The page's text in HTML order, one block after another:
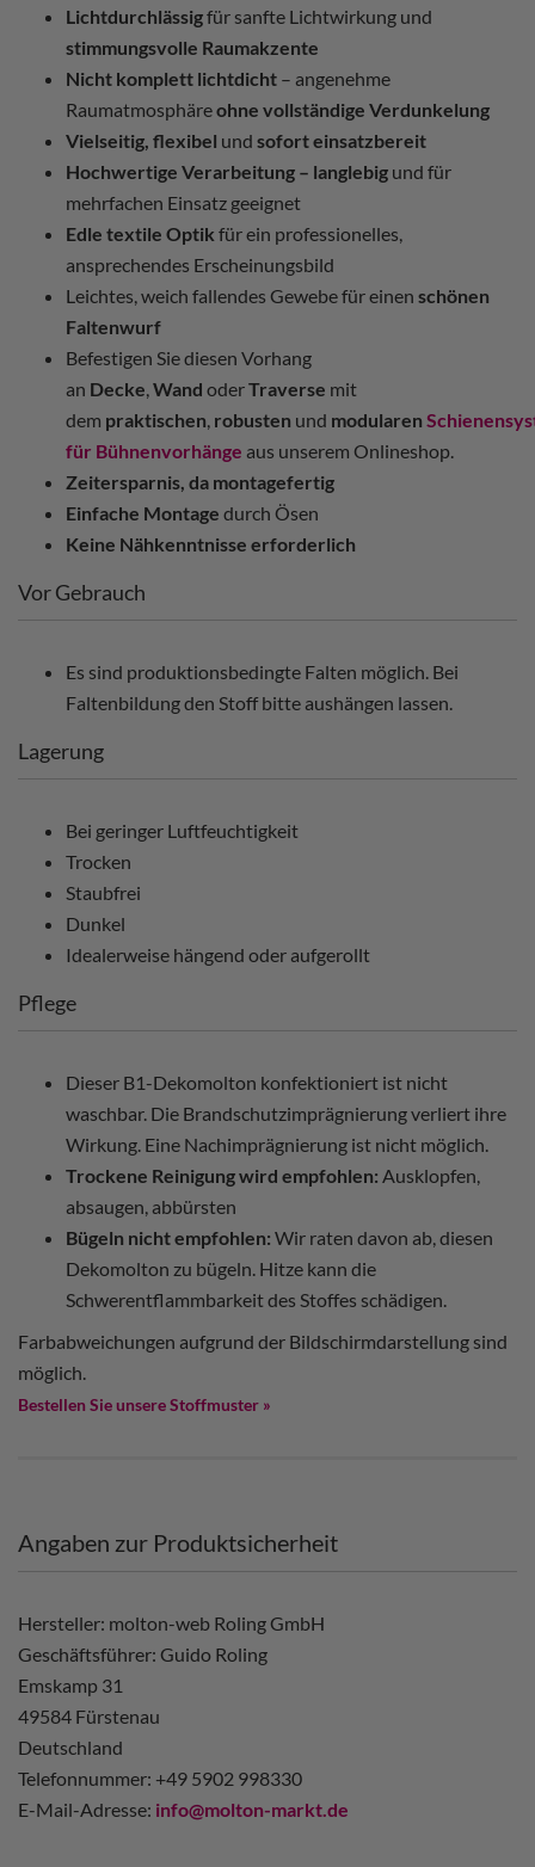
Lichtdurchlässigfür sanfte Lichtwirkung und
stimmungsvolle Raumakzente
Nicht komplett lichtdicht – angenehme
Raumatmosphäreohne vollständige Verdunkelung
Vielseitig, flexibel und sofort einsatzbereit
Hochwertige Verarbeitung – langlebig und für
mehrfachen Einsatz geeignet
Edle textile Optik für ein professionelles,
ansprechendes Erscheinungsbild
Leichtes, weich fallendes Gewebe für einen schönen
Faltenwurf
Befestigen Sie diesen Vorhang
an Decke,Wand oderTraverse mit
dem praktischen, robusten und modularen
für Bühnenvorhänge aus unserem Onlineshop.
Zeitersparnis, da montagefertig
Einfache Montage durch Ösen
Keine Nähkenntnisse erforderlich
Vor Gebrauch
Es sind produktionsbedingte Falten möglich. Bei
Faltenbildung den Stoff bitte aushängen lassen.
Lagerung
Bei geringer Luftfeuchtigkeit
Trocken
Staubfrei
Dunkel
Idealerweise hängend oder aufgerollt
Pflege
Dieser B1-Dekomolton konfektioniert ist nicht
waschbar. Die Brandschutzimprägnierung verliert ihre
Wirkung. Eine Nachimprägnierung ist nicht möglich.
Trockene Reinigung wird empfohlen: Ausklopfen,
absaugen, abbürsten
Bügeln nicht empfohlen: Wir raten davon ab, diesen
Dekomolton zu bügeln. Hitze kann die
Schwerentflammbarkeit des Stoffes schädigen.
Farbabweichungen aufgrund der Bildschirmdarstellung sind
möglich.
Bestellen Sie unsere Stoffmuster »
Angaben zur Produktsicherheit
Hersteller: molton-web Roling GmbH
Geschäftsführer: Guido Roling
Emskamp 31
49584 Fürstenau
Deutschland
Telefonnummer: +49 5902 998330
E-Mail-Adresse: info@molton-markt.de